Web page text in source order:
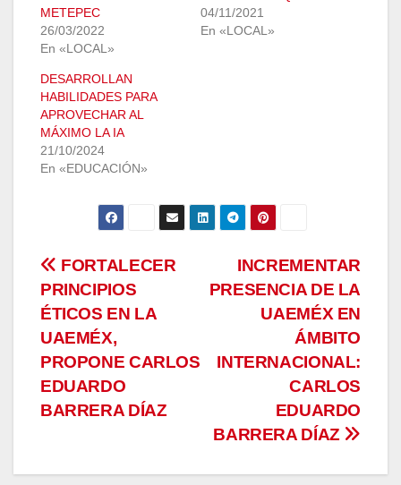
METEPEC
26/03/2022
En «LOCAL»
04/11/2021
En «LOCAL»
DESARROLLAN
HABILIDADES PARA
APROVECHAR AL
MÁXIMO LA IA
21/10/2024
En «EDUCACIÓN»
Navegación
de
entradas
INCREMENTAR
PRESENCIA DE LA
UAEMÉX EN
ÁMBITO
INTERNACIONAL:
CARLOS
EDUARDO
BARRERA DÍAZ
FORTALECER
PRINCIPIOS
ÉTICOS EN LA
UAEMÉX,
PROPONE CARLOS
EDUARDO
BARRERA DÍAZ